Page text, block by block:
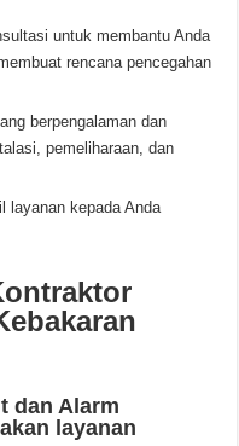
untuk membantu Anda
rencana pencegahan
berpengalaman dan
pemeliharaan, dan
layanan kepada Anda
dan Alarm
layanan